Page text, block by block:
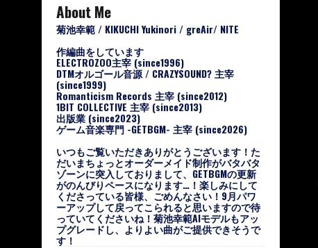
About Me
菊池幸範 / KIKUCHI Yukinori / greAir/ NITE
作編曲をしています
ELECTROZOO主宰 (since1996)
DTMオルゴール音源 / CRAZYSOUND? 主宰
(since1999)
Romanticism Records 主宰 (since2012)
1BIT COLLECTIVE 主宰 (since2013)
出版業 (since2023)
ゲーム音楽専門 -GETBGM- 主宰 (since2026)
いつもご覧いただきありがとうございます！た
だいまちょっとオーダーメイド制作がバタバタ
ゾーンに突入しておりまして、GETBGMの更新
がのんびりペースになります…！楽しみにして
くださっている皆様、ごめんなさい！9月パワ
ーアップして戻ってこられると思いますので待
っていてくださいね！菊池幸範AIモデルもアッ
プグレードし、よりよい曲がご提供できそうで
す！